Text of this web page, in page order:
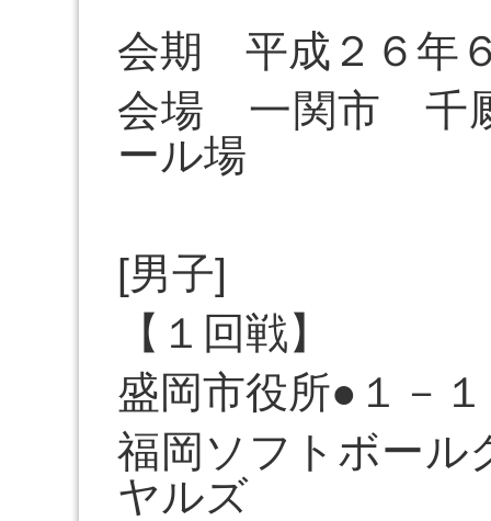
会期 平成２６年
会場 一関市 千
ール場
[男子]
【１回戦】
盛岡市役所●１－
福岡ソフトボール
ヤルズ